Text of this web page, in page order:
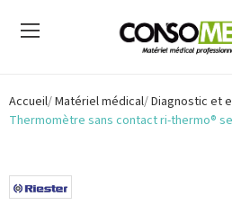
Accueil Matériel médical Diagnostic et
Thermomètre sans contact ri-thermo®